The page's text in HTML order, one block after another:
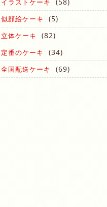
イラストケーキ
似顔絵ケーキ (5)
立体ケーキ (82)
定番のケーキ (34)
全国配送ケーキ (69)